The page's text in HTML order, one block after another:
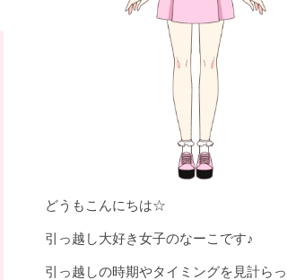
どうもこんにちは☆
引っ越し大好き女子のなーこです♪
引っ越しの時期やタイミングを見計ら